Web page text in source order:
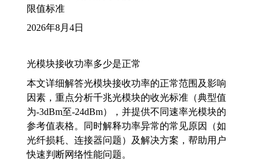
限值标准
2026年8月4日
光模块接收功率多少是正常
本文详细解答光模块接收功率的正常范围及影响
因素，重点分析千兆光模块的收光标准（典型值
为-3dBm至-24dBm），并提供不同速率光模块的
参考值表格。同时解释功率异常的常见原因（如
光纤损耗、连接器问题）及解决方案，帮助用户
快速判断网络性能问题。